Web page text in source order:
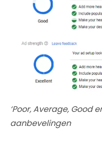
‘Poor, Average, Good
aanbevelingen